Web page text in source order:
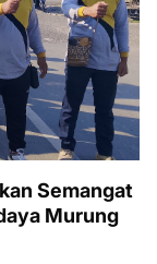
Semangat
Murung